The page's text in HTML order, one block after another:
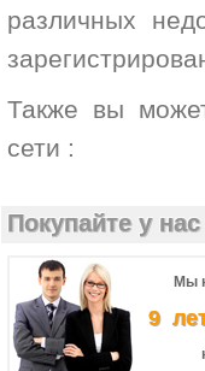
различных
Также вы
сети :
Покупайте у
Мы
9